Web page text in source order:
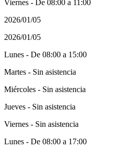
Viernes - De 08:00 a 11:00
2026/01/05
2026/01/05
Lunes - De 08:00 a 15:00
Martes - Sin asistencia
Miércoles - Sin asistencia
Jueves - Sin asistencia
Viernes - Sin asistencia
Lunes - De 08:00 a 17:00